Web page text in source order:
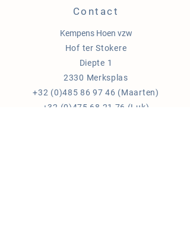
Contact
Kempens Hoen vzw
Hof ter Stokere
Diepte 1
2330 Merksplas
+32 (0)485 86 97 46 (Maarten)
+32 (0)475 68 21 76 (Luk)